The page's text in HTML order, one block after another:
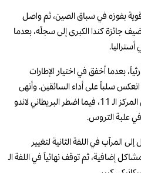
بفوزه في سباق الصين، ثم واصل
جائزة كندا الكبرى إلى سجلّه، بعدما
بعدما أخفق في اختيار الإطارات
سلباً على أداء السائقين. وأنهى
الأسترالي أوسكار بياستري السباق في المركز الـ 11، فيما اضطر البريطاني لاندو
علبة التروس.
المرآب في اللفة الثانية لتغيير
إضافية، ثم توقف نهائياً في اللفة الـ